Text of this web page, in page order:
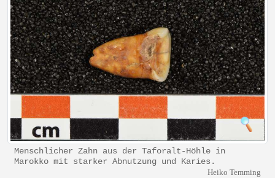
Menschlicher Zahn aus der Taforalt-Höhle in
Marokko mit starker Abnutzung und Karies.
Heiko Temming